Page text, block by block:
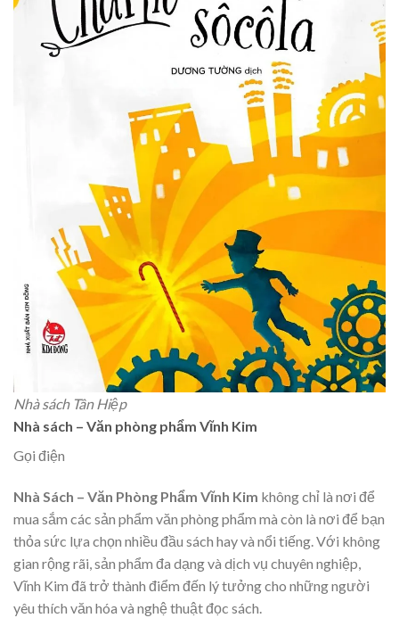
Nhà sách Tân Hiệp
Nhà sách – Văn phòng phẩm Vĩnh Kim
Gọi điện
Nhà Sách – Văn Phòng Phẩm Vĩnh Kim không chỉ là nơi để
mua sắm các sản phẩm văn phòng phẩm mà còn là nơi để bạn
thỏa sức lựa chọn nhiều đầu sách hay và nổi tiếng. Với không
gian rộng rãi, sản phẩm đa dạng và dịch vụ chuyên nghiệp,
Vĩnh Kim đã trở thành điểm đến lý tưởng cho những người
yêu thích văn hóa và nghệ thuật đọc sách.